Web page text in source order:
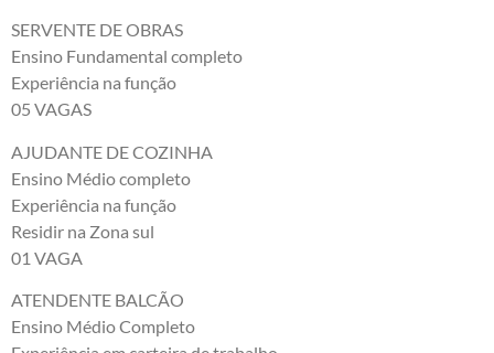
SERVENTE DE OBRAS
Ensino Fundamental completo
Experiência na função
05 VAGAS
AJUDANTE DE COZINHA
Ensino Médio completo
Experiência na função
Residir na Zona sul
01 VAGA
ATENDENTE BALCÃO
Ensino Médio Completo